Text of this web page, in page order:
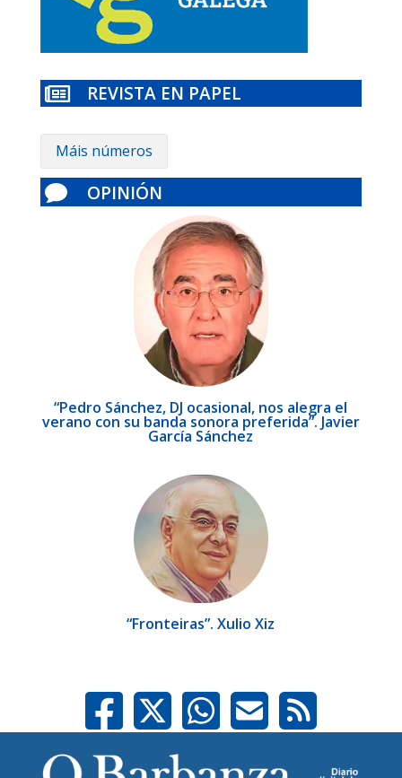
 REVISTA EN PAPEL
Máis números
 OPINIÓN
“Pedro Sánchez, DJ ocasional, nos alegra el
verano con su banda sonora preferida”. Javier
García Sánchez
“Fronteiras”. Xulio Xiz